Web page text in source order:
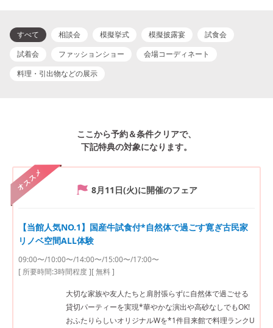
すべて 相談会 模擬挙式 模擬披露宴
試食会
試着会
ファッションショー
会場コーディネート
料理・引出物などの展示
ここから予約＆条件クリアで、
下記特典の対象になります。
オススメ 8月11日(火)に開催のフェア
【当館人気NO.1】国産牛試食付*自然体で過ごす寛ぎ古民家
リノベ空間ALL体験
09:00〜/10:00〜/14:00〜/15:00〜/17:00〜
[ 所要時間:3時間程度][ 無料 ]
大切な家族や友人たちと肩肘張らずに自然体で過ごせる
貸切パーティーを実現*華やかな演出や高砂なしでもOK!
おふたりらしいオリジナルWを*1件目来館で料理ランクU